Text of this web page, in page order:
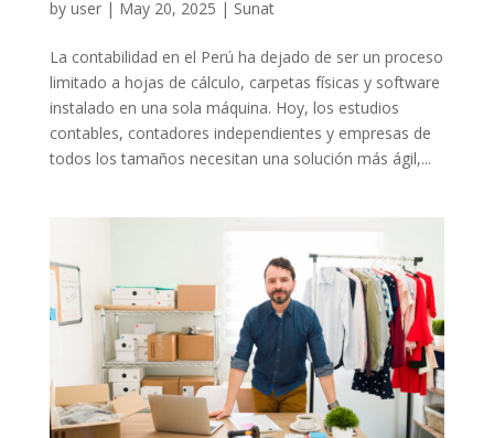
by user| May 20, 2025 | Sunat
La contabilidad en el Perú ha dejado de ser un proceso
limitado a hojas de cálculo, carpetas físicas y software
instalado en una sola máquina. Hoy, los estudios
contables, contadores independientes y empresas de
todos los tamaños necesitan una solución más ágil,...